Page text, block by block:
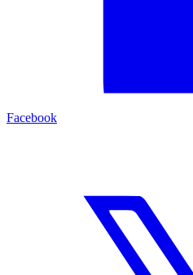
Facebook